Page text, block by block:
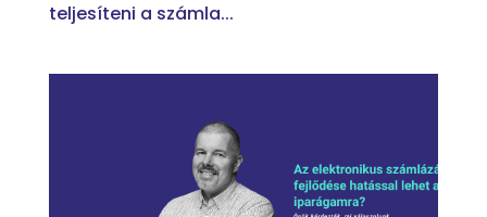
teljesíteni a számla...